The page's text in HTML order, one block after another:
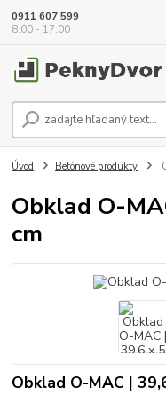
0911 607 599
8:00 - 17:00
Úvod Betónové produkty
Obklad O-
cm
Obklad O-MAC |